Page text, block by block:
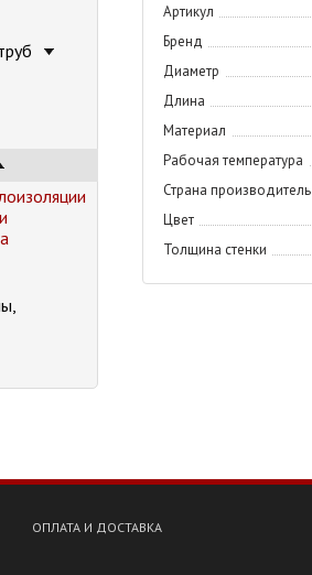
Артикул
Бренд
Диаметр
Длина
Материал
Рабочая температура
Страна производитель
Цвет
Толщина стенки
ОПЛАТА И ДОСТАВКА